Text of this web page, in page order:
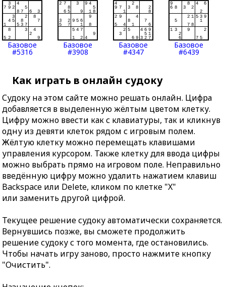
Базовое
#5316
Базовое
#3908
Базовое
#4347
Базовое
#6439
Как играть в онлайн судоку
Судоку на этом сайте можно решать онлайн. Цифра
добавляется в выделенную жёлтым цветом клетку.
Цифру можно ввести как с клавиатуры, так и кликнув
одну из девяти клеток рядом с игровым полем.
Жёлтую клетку можно перемещать клавишами
управления курсором. Также клетку для ввода цифры
можно выбрать прямо на игровом поле. Неправильно
введённую цифру можно удалить нажатием клавиш
Backspace или Delete, кликом по клетке "X"
или заменить другой цифрой.
Текущее решение судоку автоматически сохраняется.
Вернувшись позже, вы сможете продолжить
решение судоку с того момента, где остановились.
Чтобы начать игру заново, просто нажмите кнопку
"Очистить".